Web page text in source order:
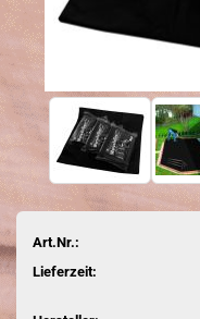
Art.Nr.:
Lieferzeit: